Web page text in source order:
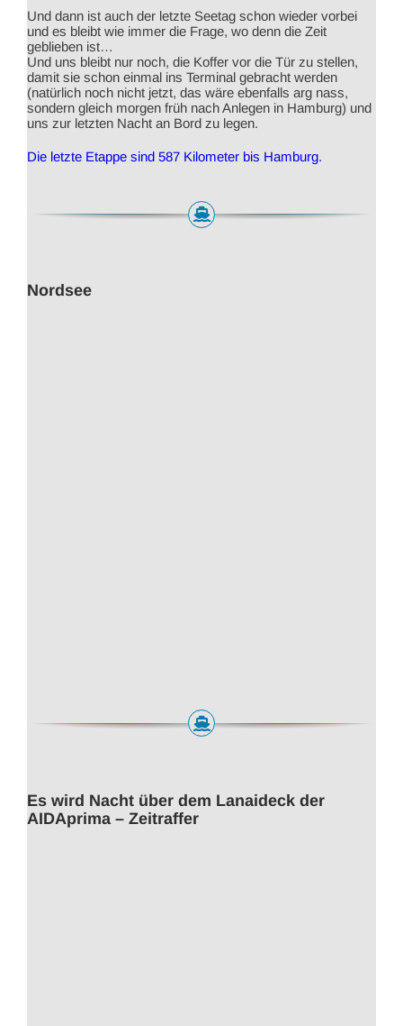
Und dann ist auch der letzte Seetag schon wieder vorbei
und es bleibt wie immer die Frage, wo denn die Zeit
geblieben ist…
Und uns bleibt nur noch, die Koffer vor die Tür zu stellen,
damit sie schon einmal ins Terminal gebracht werden
(natürlich noch nicht jetzt, das wäre ebenfalls arg nass,
sondern gleich morgen früh nach Anlegen in Hamburg) und
uns zur letzten Nacht an Bord zu legen.
Die letzte Etappe sind 587 Kilometer bis Hamburg.
Nordsee
Es wird Nacht über dem Lanaideck der
AIDAprima – Zeitraffer